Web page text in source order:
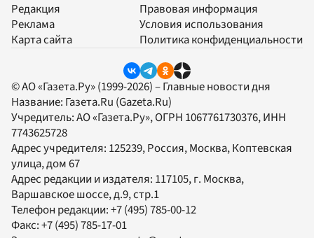
Редакция
Реклама
Карта сайта
Правовая информация
Условия использования
Политика конфиденциальности
© АО «Газета.Ру» (1999-2026) – Главные новости дня
Название: Газета.Ru (Gazeta.Ru)
Учредитель:АО «Газета.Ру», ОГРН 1067761730376, ИНН
7743625728
Адрес учредителя: 125239, Россия, Москва, Коптевская
улица, дом 67
Адрес редакции и издателя: 117105, г. Москва,
Варшавское шоссе, д.9, стр.1
Телефон редакции:+7 (495) 785-00-12
Факс:+7 (495) 785-17-01